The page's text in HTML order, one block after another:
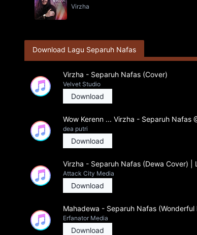
Virzha
Download Lagu Separuh Nafas
Virzha - Separuh Nafas (Cover)
Velvet Studio
Download
Wow Kerenn ... Virzha - Separuh Nafas
dea putri
Download
Virzha - Separuh Nafas (Dewa Cover) |
Attack City Media
Download
Mahadewa - Separuh Nafas (Wonderful
Erfanator Media
Download